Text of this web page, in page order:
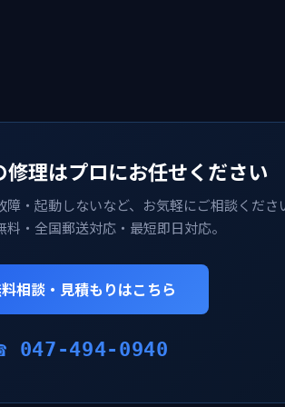
理はプロにお任せください
障・起動しないなど、お気軽にご相談くださ
料・全国郵送対応・最短即日対応。
相談・見積もりはこちら
047-494-0940